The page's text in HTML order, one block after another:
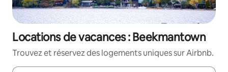
Locations de vacances : Beekmantown
Trouvez et réservez des logements uniques sur Airbnb.